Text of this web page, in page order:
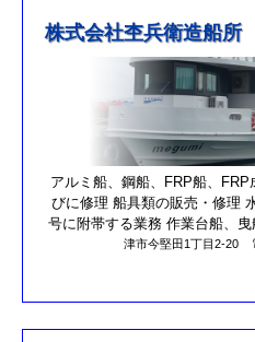
R3/4/11釣果情報更新しました
R3/2/27果情報更新しました
R2/8/29果情報更新しました
営業時間を更新しました。
第17回オーナーズカップを更
R元/10/25クラブハウスのリ
R元/8/25果情報更新しました
株式会社杢兵衛造船所
アルミ船、鋼船、FRP船、
びに修理 船具類の販売・修理
号に附帯する業務 作業台船、
津市今堅田1丁目2-20